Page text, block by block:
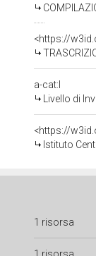
<https://
a-cat:I
Livello di
<https://
Istituto
1 risorsa